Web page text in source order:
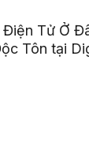
Tử Ở
Tôn tại